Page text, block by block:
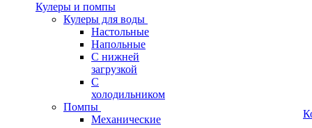
Кулеры и помпы
Кулеры для воды
Настольные
Напольные
С нижней
загрузкой
С
холодильником
Помпы
Механические